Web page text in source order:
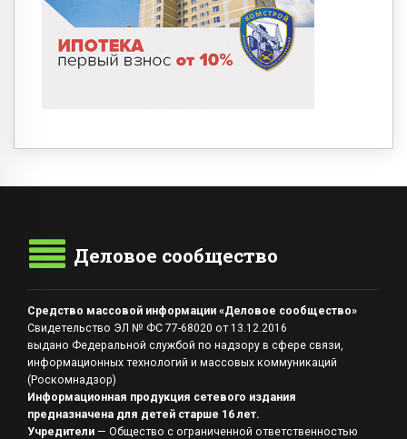
Деловое сообщество
Средство массовой информации «Деловое сообщество»
Свидетельство ЭЛ № ФС 77-68020 от 13.12.2016
выдано Федеральной службой по надзору в сфере связи,
информационных технологий и массовых коммуникаций
(Роскомнадзор)
Информационная продукция сетевого издания
предназначена для детей старше 16 лет.
Учредители — Общество с ограниченной ответственностью